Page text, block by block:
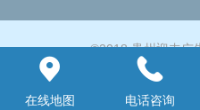
©2018 贵州迎丰广
凡科建站提供
在线地图
电话咨询